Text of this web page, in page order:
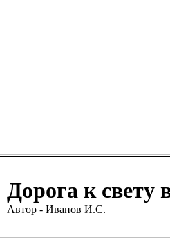
Дорога к свету
Автор - Иванов И.С.